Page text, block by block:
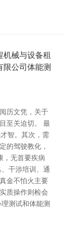
械与设备租
公司体能测
历文凭，关于
至关迫切。 最
智。其次，需
的驾驶教化，
，无首要疾病
干涉培训、通
金不怕火主要
质操作则检会
测试和体能测